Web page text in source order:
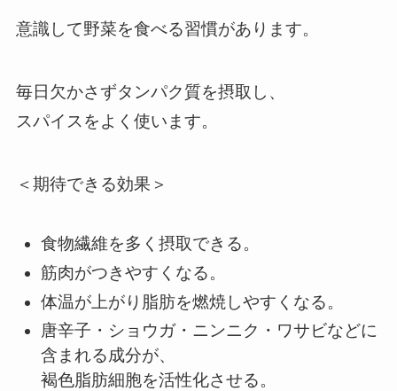
意識して野菜を食べる習慣があります。
毎日欠かさずタンパク質を摂取し、
スパイスをよく使います。
＜期待できる効果＞
食物繊維を多く摂取できる。
筋肉がつきやすくなる。
体温が上がり脂肪を燃焼しやすくなる。
唐辛子・ショウガ・ニンニク・ワサビなどに
含まれる成分が、
褐色脂肪細胞を活性化させる。